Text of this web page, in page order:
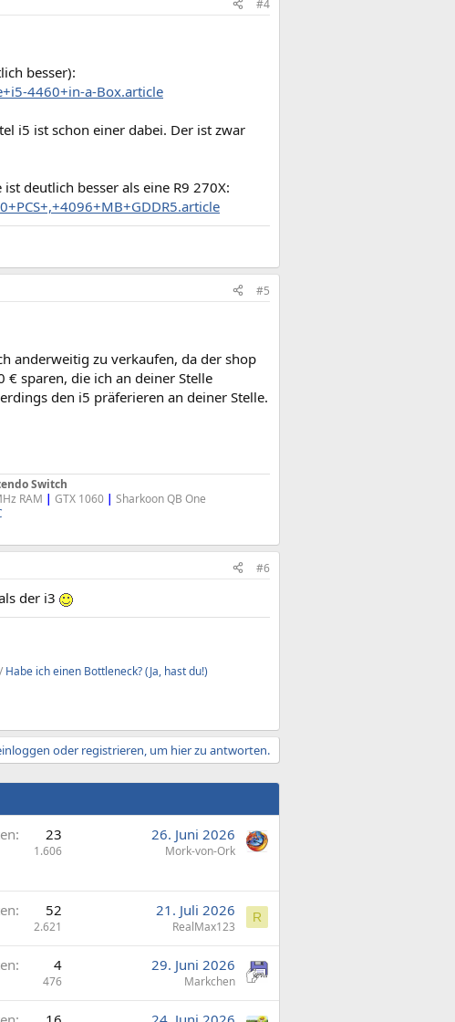
#4
besser):
4460+in-a-Box.article
i5 ist schon einer dabei. Der ist zwar
deutlich besser als eine R9 270X:
#5
anderweitig zu verkaufen, da der shop
sparen, die ich an deiner Stelle
den i5 präferieren an deiner Stelle.
Switch
RAM | GTX 1060 | Sharkoon QB One
#6
der i3
/ Habe ich einen Bottleneck? (Ja, hast du!)
oder registrieren, um hier zu antworten.
23
1.606
26. Juni 2026
Mork-von-Ork
52
2.621
21. Juli 2026
RealMax123
R
4
476
29. Juni 2026
Markchen